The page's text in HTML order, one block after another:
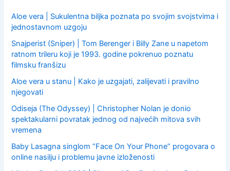
:
Aloe vera | Sukulentna biljka poznata po svojim svojstvima i
jednostavnom uzgoju
Snajperist (Sniper) | Tom Berenger i Billy Zane u napetom
ratnom trileru koji je 1993. godine pokrenuo poznatu
filmsku franšizu
Aloe vera u stanu | Kako je uzgajati, zalijevati i pravilno
njegovati
Odiseja (The Odyssey) | Christopher Nolan je donio
spektakularni povratak jednog od najvećih mitova svih
vremena
Baby Lasagna singlom “Face On Your Phone” progovara o
online nasilju i problemu javne izloženosti